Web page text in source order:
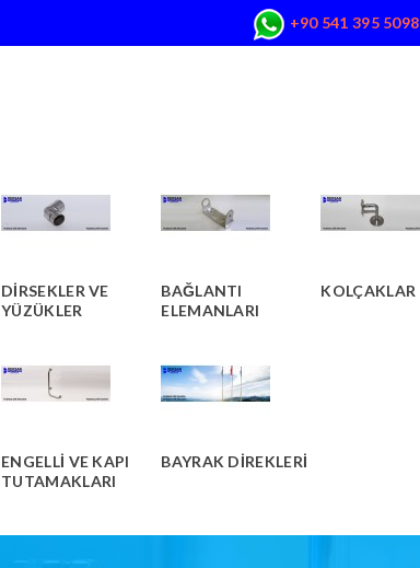
+90 541 395 5098
DIRSEKLER VE
YÜZÜKLER
BAĞLANTI
ELEMANLARI
KOLÇAKLAR
ENGELLI VE KAPI
TUTAMAKLARI
BAYRAK DIREKLERI